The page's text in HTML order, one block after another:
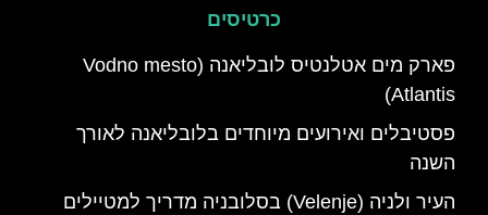
כרטיסים
פארק מים אטלנטיס לובליאנה (Vodno mesto
Atlantis)
פסטיבלים ואירועים מיוחדים בלובליאנה לאורך
השנה
העיר ולניה (Velenje) בסלובניה מדריך למטיילים